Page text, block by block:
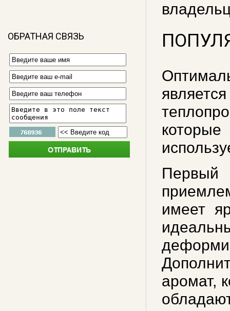
ОБРАТНАЯ СВЯЗЬ
имеет
аромат,